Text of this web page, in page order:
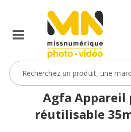
Agfa Appareil
réutilisable